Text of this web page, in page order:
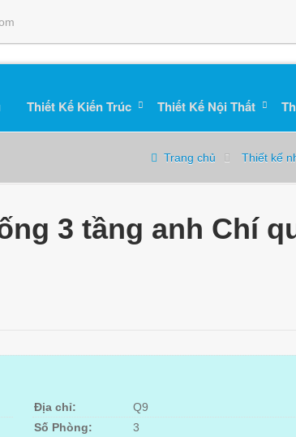
Thiết Kế Kiến Trúc Thiết Kế Nội Thất
Trang chủ Thiết kế
3 tầng anh Chí
Địa chỉ:
Q9
Số Phòng:
3